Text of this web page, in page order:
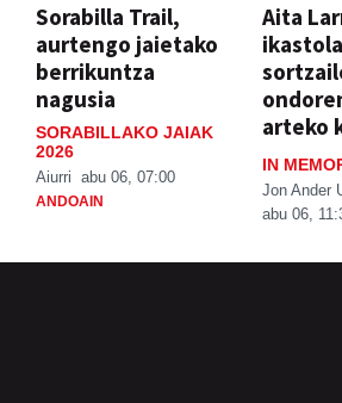
Sorabilla Trail,
aurtengo jaietako
berrikuntza
nagusia
SORABILLAKO JAIAK
2026
Aiurri abu 06, 07:00
ANDOAIN
Aita
arteko
IN
Jon Ander
abu 06,